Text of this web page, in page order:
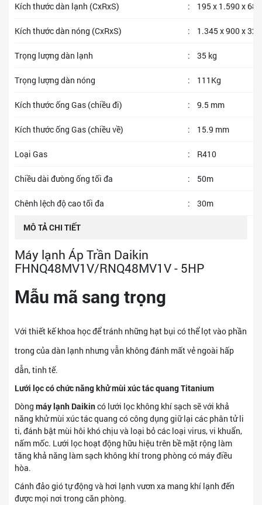
Kích thước dàn lạnh (CxRxS) : 195 x 1.590 x 680
Kích thước dàn nóng (CxRxS) : 1.345 x 900 x 320
Trọng lượng dàn lạnh : 35 kg
Trọng lượng dàn nóng : 111Kg
Kích thước ống Gas (chiều đi) : 9.5 mm
Kích thước ống Gas (chiều về) : 15.9 mm
Loại Gas : R410
Chiều dài đưòng ống tối đa : 50m
Chênh lệch độ cao tối đa : 30m
MÔ TẢ CHI TIẾT
Máy lạnh Áp Trần Daikin
FHNQ48MV1V/RNQ48MV1V - 5HP
Mẫu mã sang trọng
Với thiết kế khoa học để tránh những hạt bụi có thể lọt vào phần
trong của dàn lạnh nhưng vẫn không đánh mất vẻ ngoài hấp
dẫn, tinh tế.
Lưới lọc có chức năng khử mùi xúc tác quang Titanium
Dòng máy lạnh Daikincó lưới lọc không khí sạch sẽ với khả
năng khử mùi xúc tác quang có công dụng giữ lại các phân tử li
ti, đánh bật mùi hôi khó chịu và loại bỏ các loại virus, vi khuẩn,
nấm mốc. Lưới lọc hoạt động hữu hiệu trên bề mặt rộng làm
tăng khả năng làm sạch không khí trong phòng có máy điều
hòa.
Cánh đảo gió tự động và hơi lạnh vươn xa mang khí lạnh đến
được mọi nơi trong căn phòng.